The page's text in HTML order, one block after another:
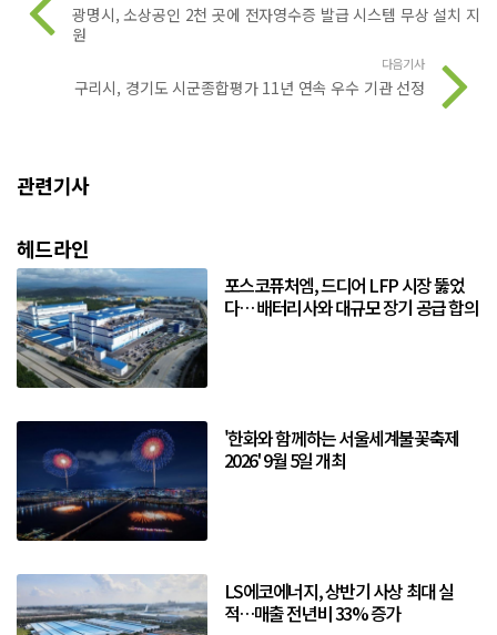
광명시, 소상공인 2천 곳에 전자영수증 발급 시스템 무상 설치 지
원
다음기사
구리시, 경기도 시군종합평가 11년 연속 우수 기관 선정
관련기사
헤드라인
포스코퓨처엠, 드디어 LFP 시장 뚫었
다… 배터리사와 대규모 장기 공급 합의
'한화와 함께하는 서울세계불꽃축제
2026' 9월 5일 개최
LS에코에너지, 상반기 사상 최대 실
적…매출 전년비 33% 증가